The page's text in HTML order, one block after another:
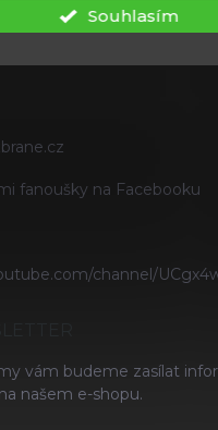
Souhlasím
fanoušky na Facebooku
channel/
vám budeme zasílat
našem e-shopu.